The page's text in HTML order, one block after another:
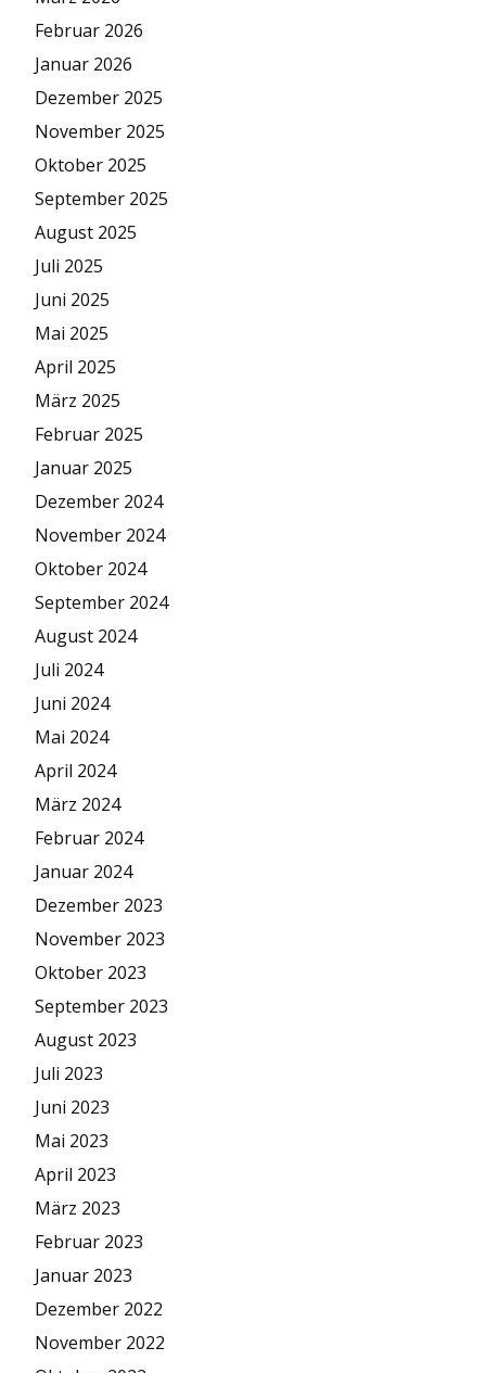
Februar 2026
Januar 2026
Dezember 2025
November 2025
Oktober 2025
September 2025
August 2025
Juli 2025
Juni 2025
Mai 2025
April 2025
März 2025
Februar 2025
Januar 2025
Dezember 2024
November 2024
Oktober 2024
September 2024
August 2024
Juli 2024
Juni 2024
Mai 2024
April 2024
März 2024
Februar 2024
Januar 2024
Dezember 2023
November 2023
Oktober 2023
September 2023
August 2023
Juli 2023
Juni 2023
Mai 2023
April 2023
März 2023
Februar 2023
Januar 2023
Dezember 2022
November 2022